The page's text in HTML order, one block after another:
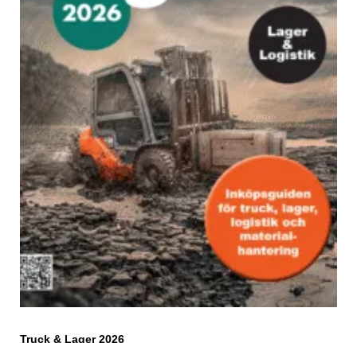
Truck & Lager 2026